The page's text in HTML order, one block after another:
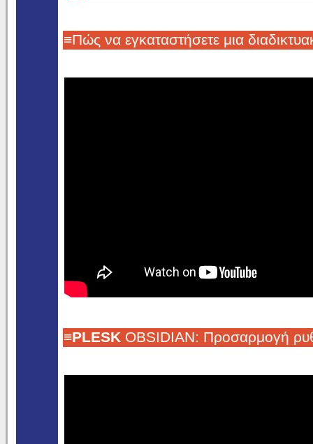
≡Πώς να εγκαταστήσετε μια
≡PLESK OBSIDIAN: Προσαρμογή